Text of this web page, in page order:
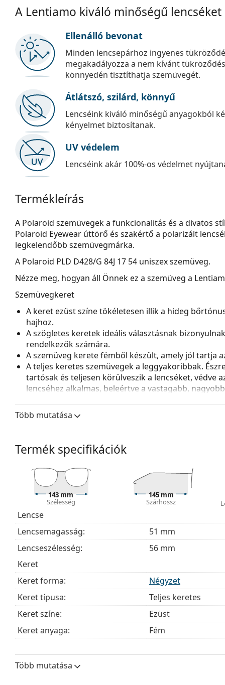
A Lentiamo kiváló minőségű lencséket
Ellenálló bevonat
Minden lencsepárhoz ingyenes
megakadályozza a nem kívánt
könnyedén tisztíthatja szemüvegét.
Átlátszó, szilárd, könnyű
Lencséink kiváló minőségű anyagokból
kényelmet biztosítanak.
UV védelem
Lencséink akár 100%-os védelmet
Termékleírás
A Polaroid szemüvegek a funkcionalitás és a divatos
Polaroid Eyewear úttörő és szakértő a polarizált
legkelendőbb szemüvegmárka.
A Polaroid PLD D428/G 84J 17 54 uniszex szemüveg.
Nézze meg, hogyan áll Önnek ez a szemüveg a
Szemüvegkeret
A keret ezüst színe tökéletesen illik a hideg
hajhoz.
A szögletes keretek ideális választásnak
rendelkezők számára.
A szemüveg kerete fémből készült, amely jól tartja
A teljes keretes szemüvegek a leggyakoribbak.
tartósak és teljesen körülveszik a lencséket, védve
lencséhez alkalmas, beleértve a vastagabb,
a nagyobb kényelem érdekében. Az orrpárnák
a sérülések vagy törések elkerülése érdekében.
A mellékelt kendő ideális a szemüvegek tisztítására
szövetzsák is tartozhat.
Fedezze fel a teljes
kínálatot, hogy további
útmutatónkat, ha segítségre van szüksége a
Ez orvostechnikai eszköz. Használat előtt olvasd el a
Több mutatása
Termék specifikációk
143 mm
Szélesség
145 mm
Szárhossz
Lencse
Lencsemagasság:
51 mm
Lencseszélesség:
56 mm
Keret
Keret forma:
Négyzet
Keret típusa:
Teljes keretes
Keret színe:
Ezüst
Keret anyaga:
Fém
Szélesség:
Több mutatása